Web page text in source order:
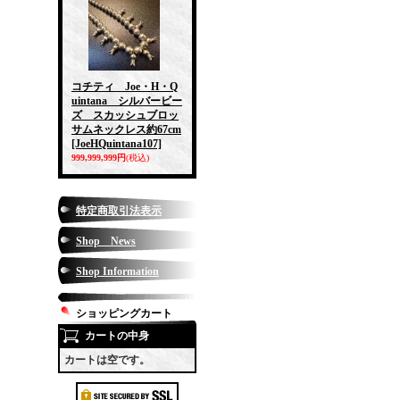
コチティ Joe・H・Q
uintana シルバービー
ズ スカッシュブロッ
サムネックレス約67cm
[JoeHQuintana107]
999,999,999円(税込)
特定商取引法表示
Shop News
Shop Information
ショッピングカート
カートの中身
カートは空です。